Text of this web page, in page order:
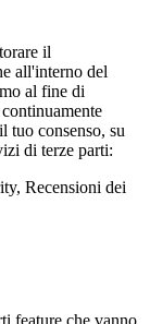
il
all'interno del
al fine di
tuo consenso, su
di terze parti:
Recensioni dei
feature che vanno